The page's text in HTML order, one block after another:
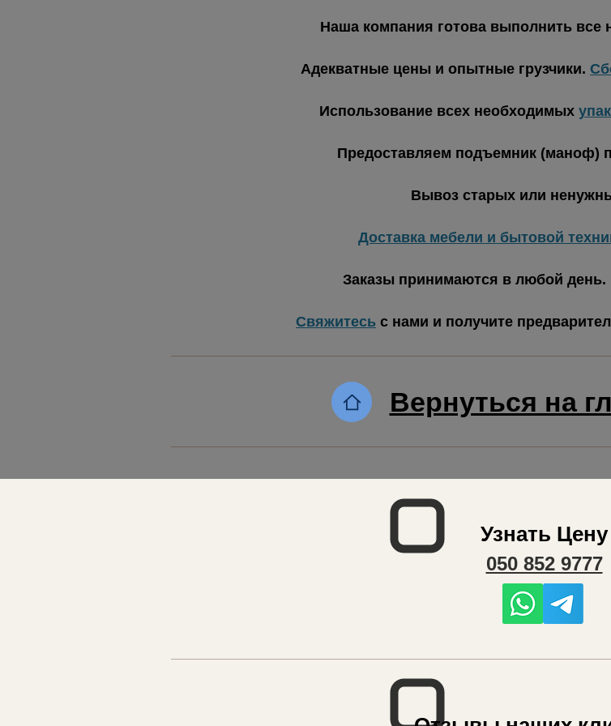
Наша компания готова выполнить все
Адекватные цены и опытные грузчики.
Использование всех необходимых
Предоставляем подъемник (маноф)
Вывоз старых или
Доставка мебели и бытовой
Заказы принимаются в любой день.
Свяжитесь с нами и получите
Вернуться на
Узнать Цену
050 852 9777